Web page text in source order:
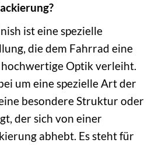
ist eine spezielle
die dem Fahrrad eine
Optik verleiht.
um eine spezielle Art der
besondere Struktur oder
der sich von einer
abhebt. Es steht für